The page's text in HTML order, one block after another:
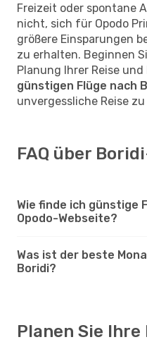
Freizeit oder spontane
nicht, sich für Opodo
größere Einsparungen
zu erhalten. Beginnen
Planung Ihrer Reise und
günstigen Flüge nach
unvergessliche Reise
FAQ über
Wie finde ich günstige
Opodo-Webseite?
Was ist der beste
Boridi?
Planen Sie Ihre